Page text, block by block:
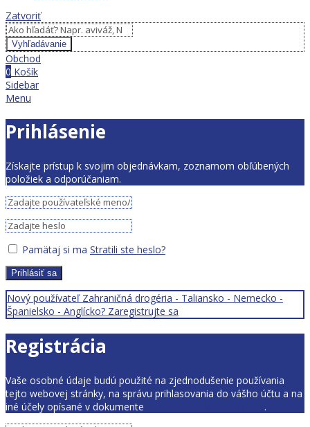
Zatvoriť
Vyhľadávanie
Obchod
0 Košík
Sidebar
Menu
Prihlásenie
Získajte prístup k svojim objednávkam, zoznamom obľúbených
položiek a odporúčaniam.
Pamätaj si ma Stratili ste heslo?
Prihlásiť sa
Nový používateľ Zahraničná drogéria - Taliansko - Nemecko -
Španielsko - Anglícko? Zaregistrujte sa
Registrácia
Vaše osobné údaje budú použité na zjednodušenie používania
tejto webovej stránky, na správu prihlasovania do vášho účtu a na
iné účely opísané v dokumente
.